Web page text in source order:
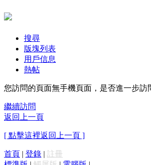
搜尋
版塊列表
用戶信息
熱帖
您訪問的頁面無手機頁面，是否進一步訪
繼續訪問
返回上一頁
[ 點擊這裡返回上一頁 ]
首頁 | 登錄 | 註冊